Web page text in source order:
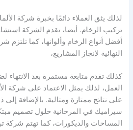
لذلك يثق العملاء دائمًا بخبرة شركة
تركيب الرخام. أيضا، تقدم الشركة
أفضل أنواع الرخام وألوانها، كما تلتزم
النهائية لإنجاز المشاريع،
كذلك تقدم متابعة مستمرة بعد الانتهاء
العمل، لذلك يمثل الاعتماد على شركة
على نتائج ممتازة ومثالية. بالإضافة
سيراميك في المرخانية حلول تصميم
المساحات والديكورات، كما تهتم